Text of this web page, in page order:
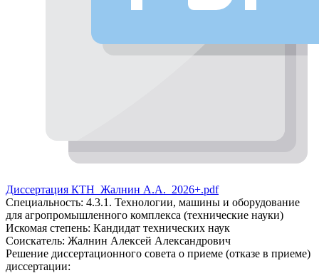
Диссертация КТН_Жалнин А.А._2026+.pdf
Специальность: 4.3.1. Технологии, машины и оборудование
для агропромышленного комплекса (технические науки)
Искомая степень: Кандидат технических наук
Соискатель: Жалнин Алексей Александрович
Решение диссертационного совета о приеме (отказе в приеме)
диссертации: